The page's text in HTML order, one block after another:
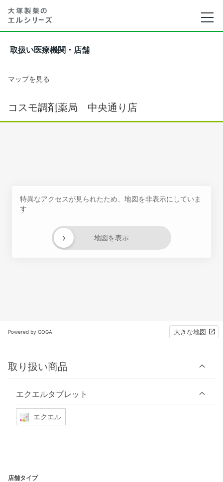
取扱い医療機関・店舗
マップを見る
コスモ調剤薬局 中央通り店
特異なアクセスが見られたため、地図を非表示にしていま
す
地図を表示
›
Powered by GOGA 大きな地図
取り扱い商品
エクエルタブレット
エクエル
店舗タイプ